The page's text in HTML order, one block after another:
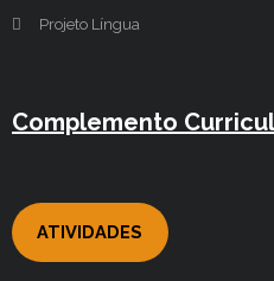
Projeto Língua
Complemento
ATIVIDADES